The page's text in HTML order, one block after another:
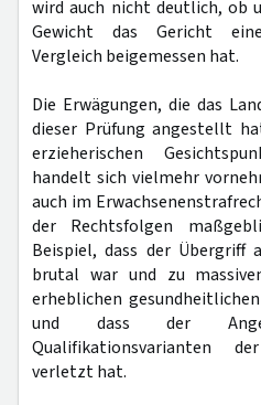
wird auch nicht deutlich, ob
Gewicht das Gericht
Vergleich beigemessen hat.
Die Erwägungen, die das
dieser Prüfung angestellt
erzieherischen
handelt sich vielmehr
auch im
der Rechtsfolgen
Beispiel, dass der Übergriff
brutal war und zu
erheblichen
und dass der
Qualifikationsvarianten
verletzt hat.